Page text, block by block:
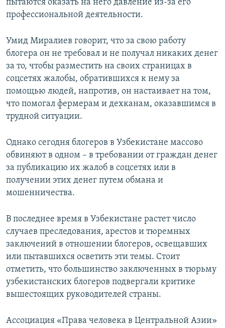
пытаются оказать на него давление из-за его
профессиональной деятельности.
Умид Миралиев говорит, что за свою работу
блогера он не требовал и не получал никаких денег
за то, чтобы разместить на своих страницах в
соцсетях жалобы, обратившихся к нему за
помощью людей, напротив, он настаивает на том,
что помогал фермерам и дехканам, оказавшимся в
трудной ситуации.
Однако сегодня блогеров в Узбекистане массово
обвиняют в одном – в требовании от граждан денег
за публикацию их жалоб в соцсетях или в
получении этих денег путем обмана и
мошенничества.
В последнее время в Узбекистане растет число
случаев преследования, арестов и тюремных
заключений в отношении блогеров, освещавших
или пытавшихся осветить эти темы. Стоит
отметить, что большинство заключенных в тюрьму
узбекистанских блогеров подвергали критике
вышестоящих руководителей страны.
Ассоциация «Права человека в Центральной Азии»